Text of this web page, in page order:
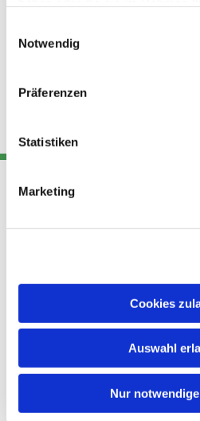
Notwendig
Präferenzen
Statistiken
Marketing
Cookies
Auswahl
Nur
Adresse
Kirchengemeinde Pfarrei
Hl. Theresa von Avila Berlin
Leitender Pfarrer - Norbert
Behaimstr. 39